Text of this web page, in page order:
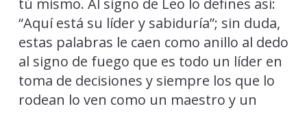
“Aquí está su líder y sabiduría”; sin duda,
estas palabras le caen como anillo al dedo
al signo de fuego que es todo un líder en
toma de decisiones y siempre los que lo
rodean lo ven como un maestro y un